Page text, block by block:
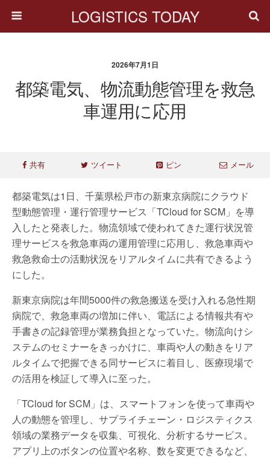
LOGISTICS TODAY
2026年7月1日
都築電気、物流動態管理を救急
車運用に応用
共有 ツイート ピン メール
都築電気は1日、千葉県松戸市の新東京病院にクラウド
型動態管理・運行管理サービス「TCloud for SCM」を導
入したと発表した。物流領域で使われてきた運行状況管
理サービスを救急車両の運用管理に応用し、救急車両や
救急救命士の活動状況をリアルタイムに共有できるよう
にした。
新東京病院は年間5000件の救急搬送を受け入れる急性期
病院で、救急車両の増加に伴い、電話による情報共有や
手書きの記録管理が業務負担となっていた。物流向けシ
ステムのセミナーをきっかけに、車両や人の動きをリア
ルタイムで把握できる同サービスに着目し、医療現場で
の活用を検証して導入に至った。
「TCloud for SCM」は、スマートフォンを使って車両や
人の動態を管理し、サプライチェーン・ロジスティクス
領域の業務データを収集、可視化、分析するサービス。
アプリ上のボタンの位置や名称、数を変更できるなど、